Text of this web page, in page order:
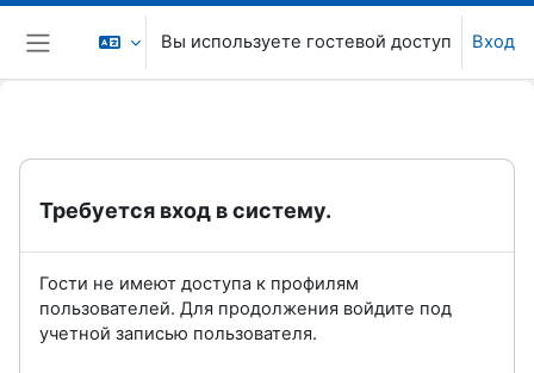
Перейти к основному содержанию
Боковая панель
Вы используете гостевой доступ Вход
Требуется вход в систему.
Гости не имеют доступа к профилям
пользователей. Для продолжения войдите под
учетной записью пользователя.